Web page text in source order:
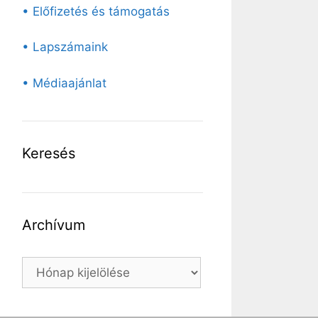
• Előfizetés és támogatás
• Lapszámaink
• Médiaajánlat
Keresés
Archívum
Archívum